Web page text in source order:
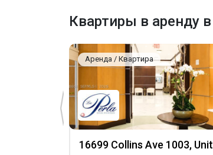
Квартиры в аренду
Аренда / Квартира